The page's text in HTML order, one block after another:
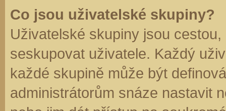
Co jsou uživatelské skupiny?
Uživatelské skupiny jsou
seskupovat uživatele. Každý
každé skupině může být
administrátorům snáze nastavit